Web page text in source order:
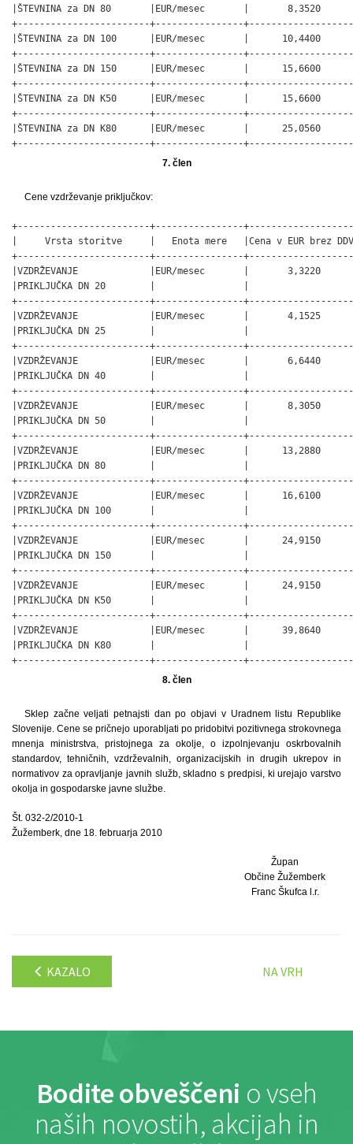
|ŠTEVNINA za DN 80       |EUR/mesec       |       8,3520
+------------------------+----------------
|ŠTEVNINA za DN 100      |EUR/mesec       |      10,4400
+------------------------+----------------
|ŠTEVNINA za DN 150      |EUR/mesec       |      15,6600
+------------------------+----------------
|ŠTEVNINA za DN K50      |EUR/mesec       |      15,6600
+------------------------+----------------
|ŠTEVNINA za DN K80      |EUR/mesec       |      25,0560
+------------------------+----------------
7. člen
Cene vzdrževanje priključkov:
+------------------------+----------------
|     Vrsta storitve     |   Enota mere   |Cena v EUR brez
+------------------------+----------------
|VZDRŽEVANJE             |EUR/mesec       |       3,3220
|PRIKLJUČKA DN 20        |                |
+------------------------+----------------
|VZDRŽEVANJE             |EUR/mesec       |       4,1525
|PRIKLJUČKA DN 25        |                |
+------------------------+----------------
|VZDRŽEVANJE             |EUR/mesec       |       6,6440
|PRIKLJUČKA DN 40        |                |
+------------------------+----------------
|VZDRŽEVANJE             |EUR/mesec       |       8,3050
|PRIKLJUČKA DN 50        |                |
+------------------------+----------------
|VZDRŽEVANJE             |EUR/mesec       |      13,2880
|PRIKLJUČKA DN 80        |                |
+------------------------+----------------
|VZDRŽEVANJE             |EUR/mesec       |      16,6100
|PRIKLJUČKA DN 100       |                |
+------------------------+----------------
|VZDRŽEVANJE             |EUR/mesec       |      24,9150
|PRIKLJUČKA DN 150       |                |
+------------------------+----------------
|VZDRŽEVANJE             |EUR/mesec       |      24,9150
|PRIKLJUČKA DN K50       |                |
+------------------------+----------------
|VZDRŽEVANJE             |EUR/mesec       |      39,8640
|PRIKLJUČKA DN K80       |                |
+------------------------+----------------
8. člen
Sklep začne veljati petnajsti dan po objavi v Uradnem listu Republike
Slovenije. Cene se pričnejo uporabljati po pridobitvi pozitivnega strokovnega
mnenja ministrstva, pristojnega za okolje, o izpolnjevanju oskrbovalnih
standardov, tehničnih, vzdrževalnih, organizacijskih in drugih ukrepov in
normativov za opravljanje javnih služb, skladno s predpisi, ki urejajo varstvo
okolja in gospodarske javne službe.
Št. 032-2/2010-1
Žužemberk, dne 18. februarja 2010
Župan
Občine Žužemberk
Franc Škufca l.r.
KAZALO NA VRH
Bodite obveščeni o vseh
naših novostih, akcijah in